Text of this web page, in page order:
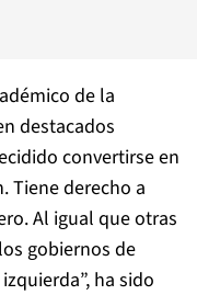
de la
destacados
convertirse en
Tiene derecho a
Al igual que otras
gobiernos de
ha sido